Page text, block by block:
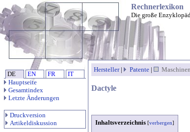
Rechnerlexikon
Die große
DE EN FR
IT
Hauptseite
Gesamtindex
Letzte Änderungen
Druckversion
Artikeldiskussion
Hersteller| Patente | Maschinen
Dactyle
Inhaltsverzeichnis [verbergen]